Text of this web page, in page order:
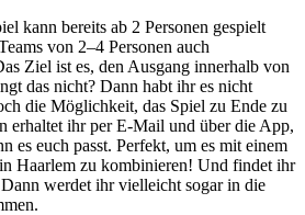
kann bereits ab 2 Personen gespielt
von 2–4 Personen auch
Ziel ist es, den Ausgang innerhalb von
das nicht? Dann habt ihr es nicht
die Möglichkeit, das Spiel zu Ende zu
erhaltet ihr per E-Mail und über die App,
es euch passt. Perfekt, um es mit einem
Haarlem zu kombinieren! Und findet ihr
werdet ihr vielleicht sogar in die